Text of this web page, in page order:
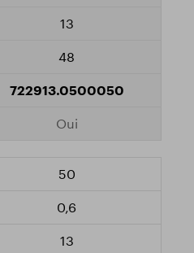
13
48
722913.0500050
Oui
50
0,6
13